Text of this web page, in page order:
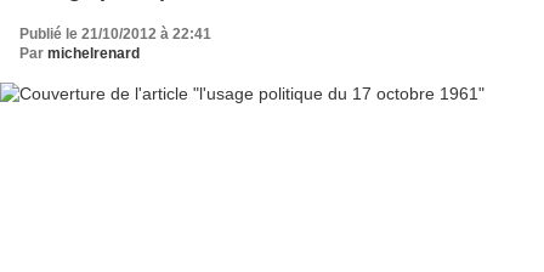
Publié le 21/10/2012 à 22:41
Par michelrenard